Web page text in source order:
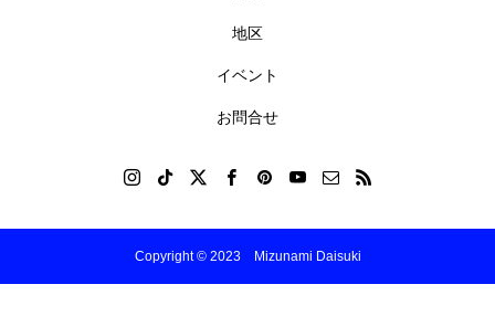
地区
イベント
お問合せ
Copyright © 2023 Mizunami Daisuki